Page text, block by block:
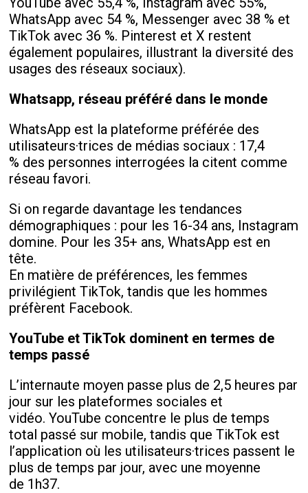
WhatsApp avec 54 %, Messenger avec 38 % et
TikTok avec 36 %. Pinterest et X restent
également populaires, illustrant la diversité des
usages des réseaux sociaux).
Whatsapp, réseau préféré dans le monde
WhatsApp est la plateforme préférée des
utilisateurs·trices de médias sociaux : 17,4
% des personnes interrogées la citent comme
réseau favori.
Si on regarde davantage les tendances
démographiques : pour les 16-34 ans, Instagram
domine. Pour les 35+ ans, WhatsApp est en
tête.
En matière de préférences, les femmes
privilégient TikTok, tandis que les hommes
préfèrent Facebook.
YouTube et TikTok dominent en termes de
temps passé
L’internaute moyen passe plus de 2,5 heures par
jour sur les plateformes sociales et
vidéo. YouTube concentre le plus de temps
total passé sur mobile, tandis que TikTok est
l’application où les utilisateurs·trices passent le
plus de temps par jour, avec une moyenne
de 1h37.